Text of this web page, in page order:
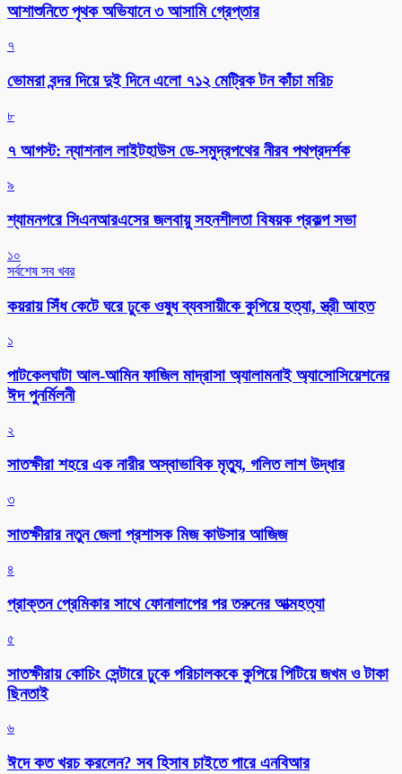
আশাশুনিতে পৃথক অভিযানে ৩ আসামি গ্রেপ্তার
৭
ভোমরা বন্দর দিয়ে দুই দিনে এলো ৭১২ মেট্রিক টন কাঁচা মরিচ
৮
৭ আগস্ট: ন্যাশনাল লাইটহাউস ডে-সমুদ্রপথের নীরব পথপ্রদর্শক
৯
শ্যামনগরে সিএনআরএসের জলবায়ু সহনশীলতা বিষয়ক প্রকল্প সভা
১০
সর্বশেষ সব খবর
কয়রায় সিঁধ কেটে ঘরে ঢুকে ওষুধ ব্যবসায়ীকে কুপিয়ে হত্যা, স্ত্রী আহত
১
পাটকেলঘাটা আল-আমিন ফাজিল মাদ্রাসা অ্যালামনাই অ্যাসোসিয়েশনের
ঈদ পুনর্মিলনী
২
সাতক্ষীরা শহরে এক নারীর অস্বাভাবিক মৃত্যু, গলিত লাশ উদ্ধার
৩
সাতক্ষীরার নতুন জেলা প্রশাসক মিজ কাউসার আজিজ
৪
প্রাক্তন প্রেমিকার সাথে ফোনালাপের পর তরুনের আত্মহত্যা
৫
সাতক্ষীরায় কোচিং সেন্টারে ঢুকে পরিচালককে কুপিয়ে পিটিয়ে জখম ও টাকা
ছিনতাই
৬
ঈদে কত খরচ করলেন? সব হিসাব চাইতে পারে এনবিআর